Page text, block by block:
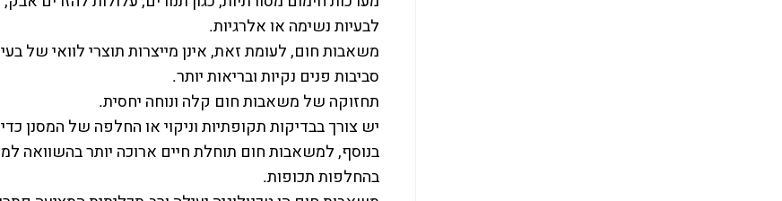
לבעיות נשימה או אלרגיות.
משאבות חום, לעומת זאת, אינן מייצרות תוצרי לוואי של
סביבות פנים נקיות ובריאות יותר.
תחזוקה של משאבות חום קלה ונוחה יחסית.
יש צורך בבדיקות תקופתיות וניקוי או החלפה של המסנן
בנוסף, למשאבות חום תוחלת חיים ארוכה יותר בהשוואה
בהחלפות תכופות.